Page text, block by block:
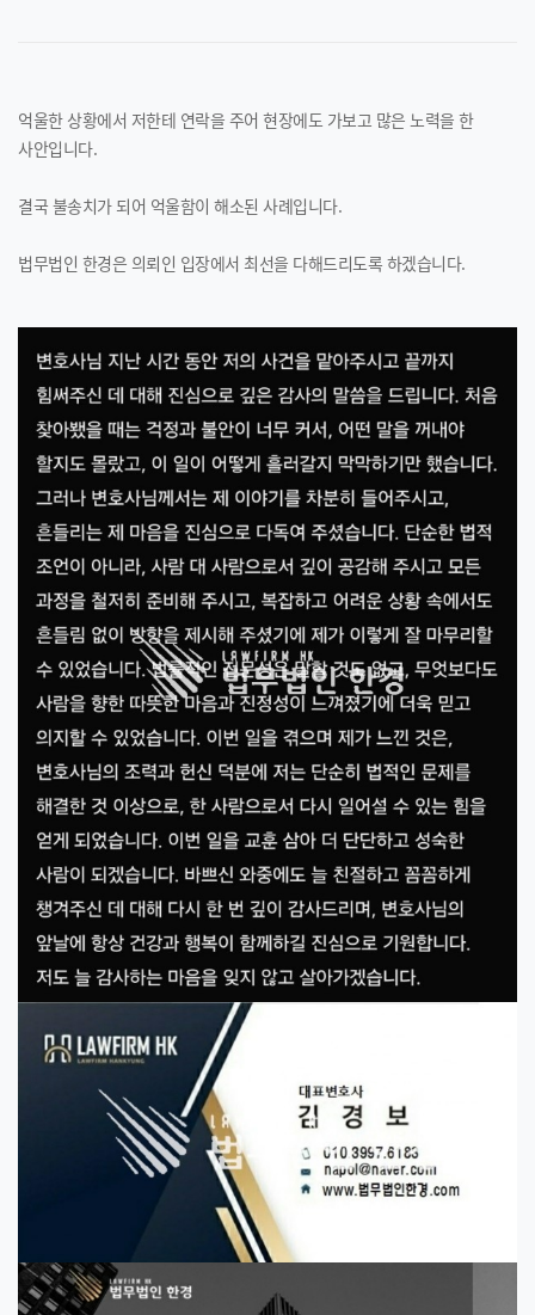
억울한 상황에서 저한테 연락을 주어 현장에도 가보고 많은 노력을 한
사안입니다.
결국 불송치가 되어 억울함이 해소된 사례입니다.
법무법인 한경은 의뢰인 입장에서 최선을 다해드리도록 하겠습니다.